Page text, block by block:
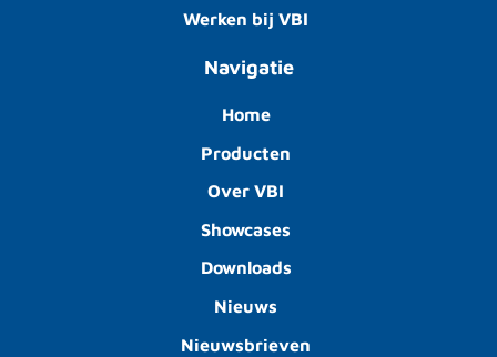
Werken bij VBI
Navigatie
Home
Producten
Over VBI
Showcases
Downloads
Nieuws
Nieuwsbrieven